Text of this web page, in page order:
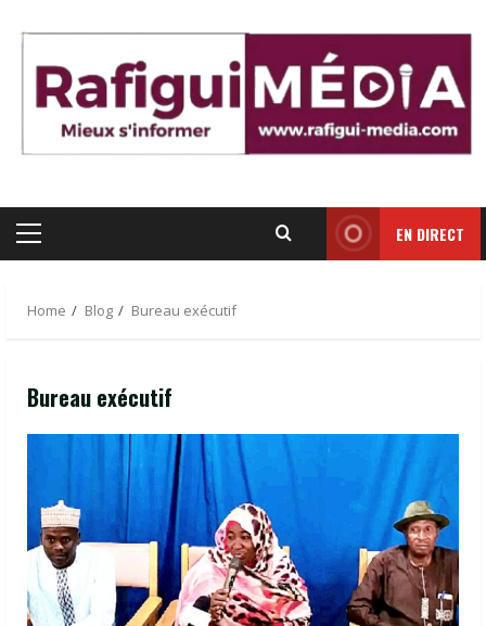
content
Primary
EN DIRECT
Home Blog Bureau exécutif
Bureau exécutif